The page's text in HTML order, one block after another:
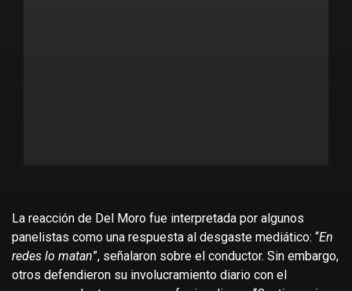
La reacción de Del Moro fue interpretada por algunos
panelistas como una respuesta al desgaste mediático: “En
redes lo matan”, señalaron sobre el conductor. Sin embargo,
otros defendieron su involucramiento diario con el